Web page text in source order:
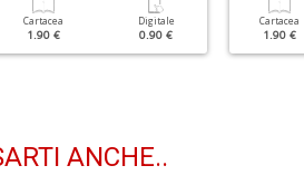
Cartacea
1.90 €
Digitale
0.90 €
Cartacea
1.90 €
ANCHE..